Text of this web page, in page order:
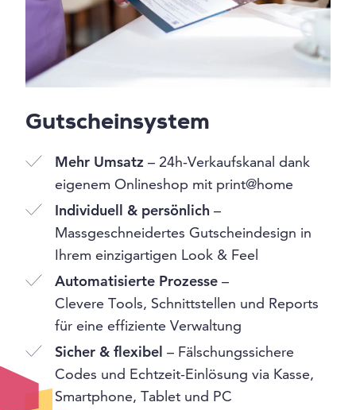
Gutscheinsystem
Mehr Umsatz – 24h-Verkaufskanal dank
eigenem Onlineshop mit print@home
Individuell & persönlich –
Massgeschneidertes Gutscheindesign in
Ihrem einzigartigen Look & Feel
Automatisierte Prozesse –
Clevere Tools, Schnittstellen und Reports
für eine effiziente Verwaltung
Sicher & flexibel – Fälschungssichere
Codes und Echtzeit-Einlösung via Kasse,
Smartphone, Tablet und PC